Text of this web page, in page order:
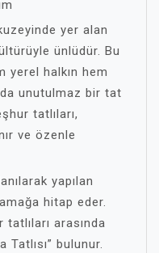
yer alan
ünlüdür. Bu
yerel halkın hem
unutulmaz bir tat
tatlıları,
ve özenle
yapılan
hitap eder.
tatlıları arasında
Tatlısı” bulunur.